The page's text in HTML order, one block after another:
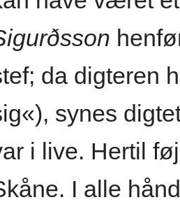
da digteren
synes
i live. Hertil
I alle